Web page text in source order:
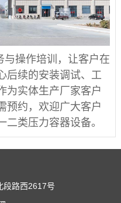
与操作培训，让客户在
后续的安装调试、工
为实体生产厂家客户
预约，欢迎广大客户
类压力容器设备。
段路西2617号